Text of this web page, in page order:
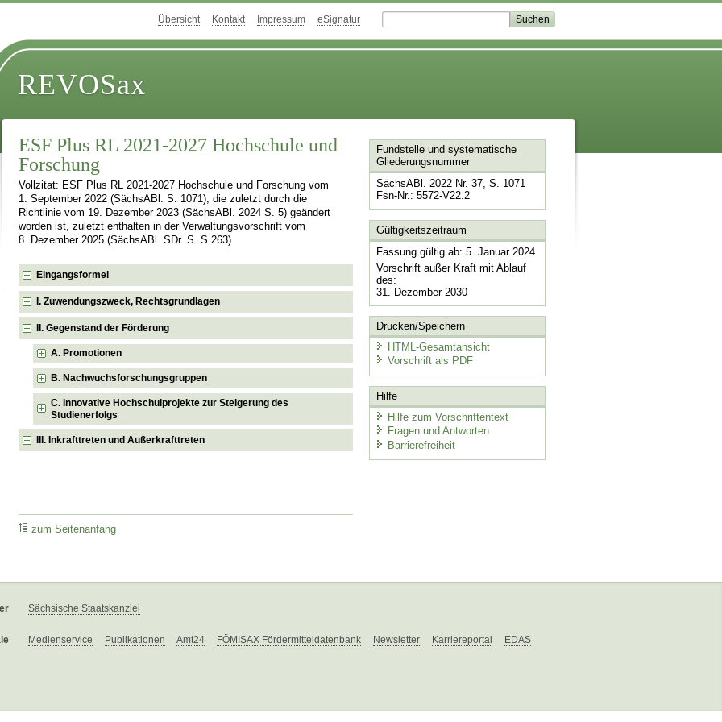
Übersicht Kontakt Impressum eSignatur
REVOSax
ESF Plus RL 2021-2027 Hochschule und
Forschung
Vollzitat: ESF Plus RL 2021-2027 Hochschule und Forschung vom
1. September 2022 (SächsABl. S. 1071), die zuletzt durch die
Richtlinie vom 19. Dezember 2023 (SächsABl. 2024 S. 5) geändert
worden ist, zuletzt enthalten in der Verwaltungsvorschrift vom
8. Dezember 2025 (SächsABl. SDr. S. S 263)
Eingangsformel
I. Zuwendungszweck, Rechtsgrundlagen
II. Gegenstand der Förderung
A. Promotionen
B. Nachwuchsforschungsgruppen
C. Innovative Hochschulprojekte zur Steigerung des
Studienerfolgs
III. Inkrafttreten und Außerkrafttreten
zum Seitenanfang
Fundstelle und systematische
Gliederungsnummer
SächsABl. 2022 Nr. 37, S. 1071
Fsn-Nr.: 5572-V22.2
Gültigkeitszeitraum
Fassung gültig ab: 5. Januar 2024
Vorschrift außer Kraft mit Ablauf
des:
31. Dezember 2030
Drucken/Speichern
HTML-Gesamtansicht
Vorschrift als PDF
Hilfe
Hilfe zum Vorschriftentext
Fragen und Antworten
Barrierefreiheit
Sächsische Staatskanzlei
Medienservice Publikationen Amt24 FÖMISAX Fördermitteldatenbank Newsletter Karriereportal EDAS